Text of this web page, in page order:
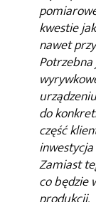
kwestie
nawet
do
część
Zamiast
co będzie